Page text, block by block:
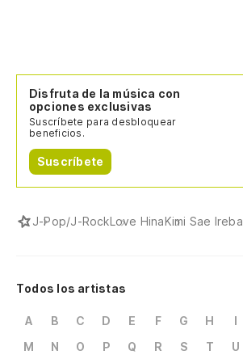
Disfruta de la música con
opciones exclusivas
Suscríbete para desbloquear
beneficios.
Suscríbete
J-Pop/J-RockLove HinaKimi Sae Ireba
Todos los artistas
A B C D E F G H I
M
N O P Q R S T U